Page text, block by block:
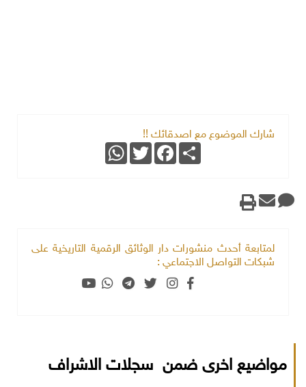
شارك الموضوع مع اصدقائك !!
Share
Facebook
Twitter
WhatsApp
لمتابعة أحدث منشورات دار الوثائق الرقمية التاريخية على
شبكات التواصل الاجتماعي :
مواضيع اخرى ضمن سجلات الاشراف